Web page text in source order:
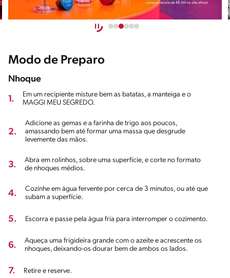
Modo de Preparo
Nhoque
1.
Em um recipiente misture bem as batatas, a manteiga e o
MAGGI MEU SEGREDO.
2.
Adicione as gemas e a farinha de trigo aos poucos,
amassando bem até formar uma massa que desgrude
levemente das mãos.
3.
Abra em rolinhos, sobre uma superfície, e corte no formato
de nhoques médios.
4.
Cozinhe em água fervente por cerca de 3 minutos, ou até que
subam a superfície.
5. Escorra e passe pela água fria para interromper o cozimento.
6.
Aqueça uma frigideira grande com o azeite e acrescente os
nhoques, deixando-os dourar bem de ambos os lados.
7. Retire e reserve.